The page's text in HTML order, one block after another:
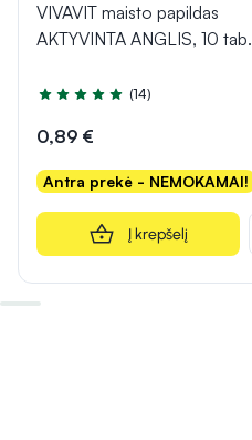
VIVAVIT maisto papildas
AKTYVINTA ANGLIS, 10 tab.
Įvertinimas 5.0 iš 5
(14)
0,89 €
Antra prekė - NEMOKAMAI!
Į krepšelį